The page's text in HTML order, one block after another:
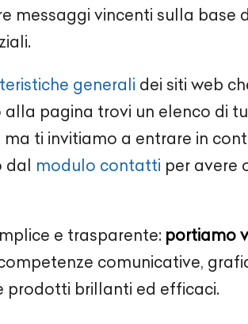
messaggi vincenti sulla base
generali dei siti web
alla pagina trovi un elenco di
ma ti invitiamo a entrare in
modulo contatti per avere
e trasparente: portiamo
comunicative,
prodotti brillanti ed efficaci.